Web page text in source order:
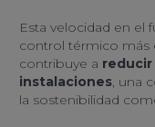
Esta velocidad en el
control térmico más
contribuye a
instalaciones, una
la sostenibilidad